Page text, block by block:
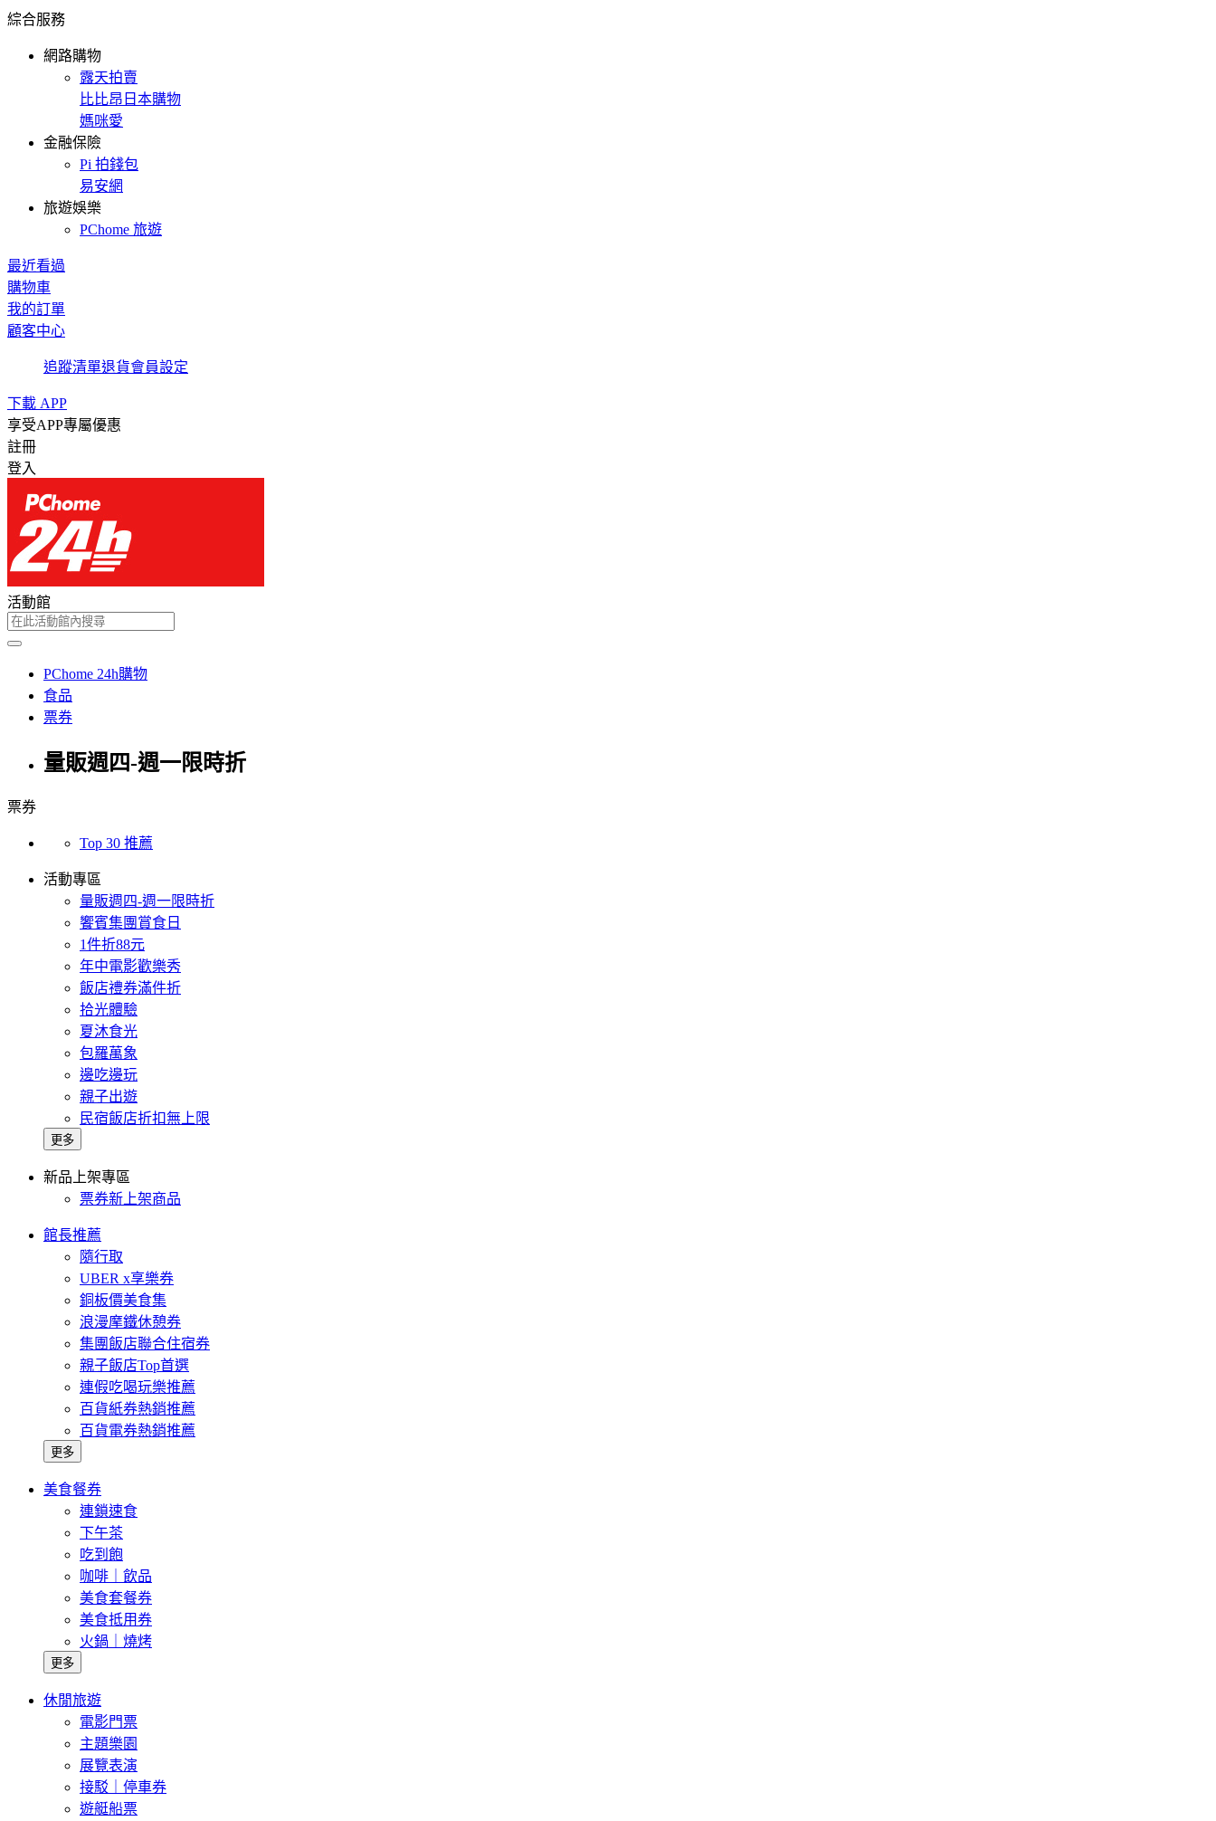
綜合服務
網路購物
露天拍賣
比比昂日本購物
媽咪愛
金融保險
Pi 拍錢包
易安網
旅遊娛樂
PChome 旅遊
最近看過
購物車
我的訂單
顧客中心
追蹤清單退貨會員設定
下載 APP
享受APP專屬優惠
註冊
登入
活動館
PChome 24h購物
食品
票券
量販週四-週一限時折
票券
Top 30 推薦
活動專區
量販週四-週一限時折
饗賓集團賞食日
1件折88元
年中電影歡樂秀
飯店禮券滿件折
拾光體驗
夏沐食光
包羅萬象
邊吃邊玩
親子出遊
民宿飯店折扣無上限
更多
新品上架專區
票券新上架商品
館長推薦
隨行取
UBER x享樂券
銅板價美食集
浪漫摩鐵休憩券
集團飯店聯合住宿券
親子飯店Top首選
連假吃喝玩樂推薦
百貨紙券熱銷推薦
百貨電券熱銷推薦
更多
美食餐券
連鎖速食
下午茶
吃到飽
咖啡｜飲品
美食套餐券
美食抵用券
火鍋｜燒烤
更多
休閒旅遊
電影門票
主題樂園
展覽表演
接駁｜停車券
遊艇船票